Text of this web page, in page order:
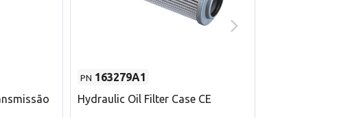
PN 163279A1
Hydraulic Oil Filter Case CE